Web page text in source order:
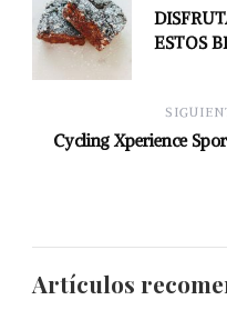
ESTOS
Cycling Xperience
Artículos